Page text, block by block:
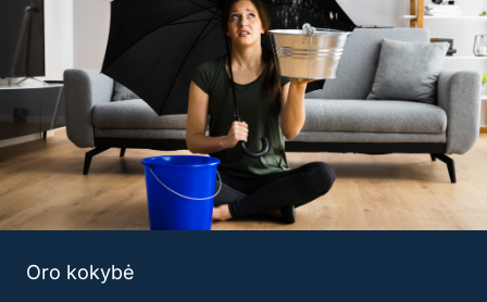
Oro kokybė